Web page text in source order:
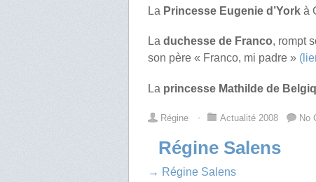
La Princesse Eugenie d’York à
Laduchesse de Franco, rompt
son père « Franco, mi padre »
La princesse Mathilde de
Régine ⋅ Actualité 2008 No
Régine Salens
→ Régine Salens